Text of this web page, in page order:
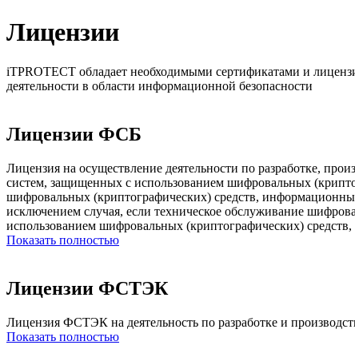
Лицензии
iTPROTECT обладает необходимыми сертификатами и
деятельности в области информационной безопасности
Лицензии ФСБ
Лицензия на осуществление деятельности по разработке,
систем, защищенных с использованием шифровальных
шифровальных (криптографических) средств,
исключением случая, если техническое обслуживание
использованием шифровальных (криптографических)
Показать полностью
Лицензии ФСТЭК
Лицензия ФСТЭК на деятельность по разработке и
Показать полностью